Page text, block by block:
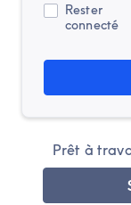
Rester
connecté
Prêt à